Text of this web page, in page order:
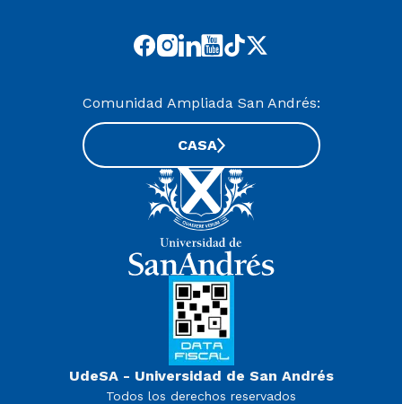
UdeSA - Universidad de San Andrés
Todos los derechos reservados
Comunidad Ampliada San Andrés:
CASA